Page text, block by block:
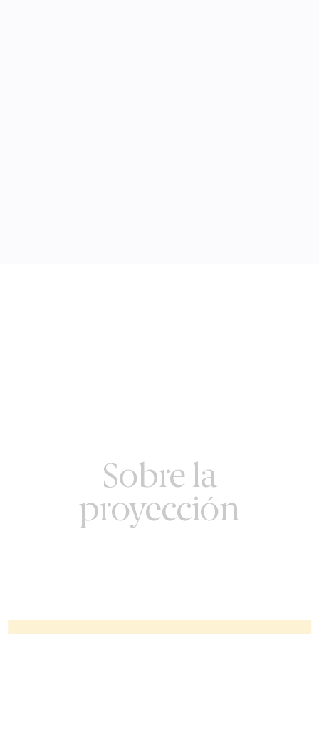
Sobre la
proyección